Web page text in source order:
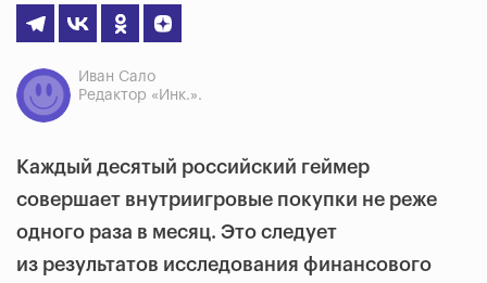
Иван Сало
Редактор «Инк.».
Каждый десятый российский геймер
совершает внутриигровые покупки не реже
одного раза в месяц. Это следует
из результатов исследования финансового